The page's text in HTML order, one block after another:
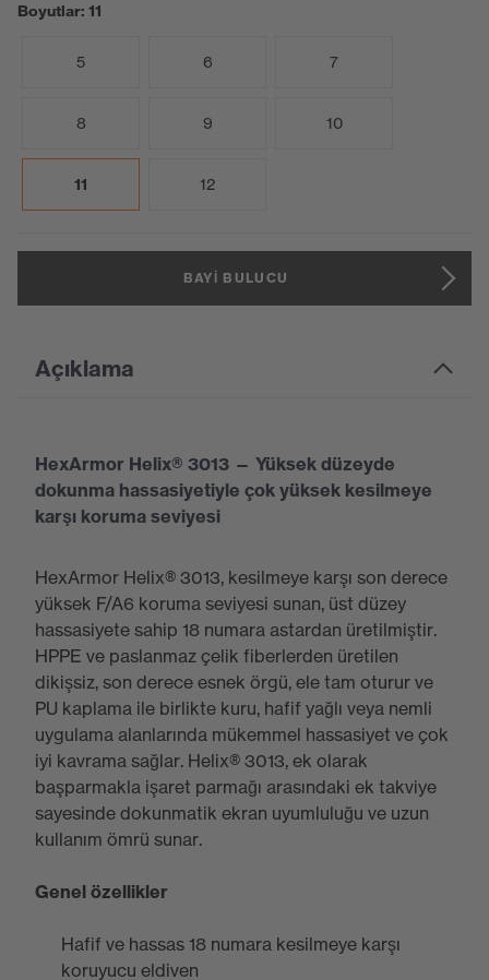
Boyutlar: 11
5 6 7
8 9 10
11 12
BAYI BULUCU
Açıklama
HexArmor Helix® 3013 — Yüksek düzeyde
dokunma hassasiyetiyle çok yüksek kesilmeye
karşı koruma seviyesi
HexArmor Helix® 3013, kesilmeye karşı son derece
yüksek F/A6 koruma seviyesi sunan, üst düzey
hassasiyete sahip 18 numara astardan üretilmiştir.
HPPE ve paslanmaz çelik fiberlerden üretilen
dikişsiz, son derece esnek örgü, ele tam oturur ve
PU kaplama ile birlikte kuru, hafif yağlı veya nemli
uygulama alanlarında mükemmel hassasiyet ve çok
iyi kavrama sağlar. Helix® 3013, ek olarak
başparmakla işaret parmağı arasındaki ek takviye
sayesinde dokunmatik ekran uyumluluğu ve uzun
kullanım ömrü sunar.
Genel özellikler
Hafif ve hassas 18 numara kesilmeye karşı
koruyucu eldiven